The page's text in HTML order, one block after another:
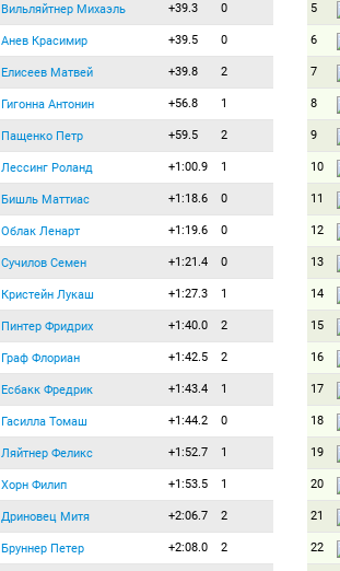
Вильляйтнер Михаэль +39.3 0
Анев Красимир +39.5 0
Елисеев Матвей +39.8 2
Гигонна Антонин +56.8 1
Пащенко Петр +59.5 2
Лессинг Роланд +1:00.9 1
Бишль Маттиас +1:18.6 0
Облак Ленарт +1:19.6 0
Сучилов Семен +1:21.4 0
Кристейн Лукаш +1:27.3 1
Пинтер Фридрих +1:40.0 2
Граф Флориан +1:42.5 2
Есбакк Фредрик +1:43.4 1
Гасилла Томаш +1:44.2 0
Ляйтнер Феликс +1:52.7 1
Хорн Филип +1:53.5 1
Дриновец Митя +2:06.7 2
Бруннер Петер +2:08.0 2
5
6
7
8
9
10
11
12
13
14
15
16
17
18
19
20
21
22